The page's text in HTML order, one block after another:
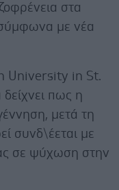
στα
με νέα
University in St.
πως η
μετά τη
συνδ\έεται με
σε ψύχωση στην